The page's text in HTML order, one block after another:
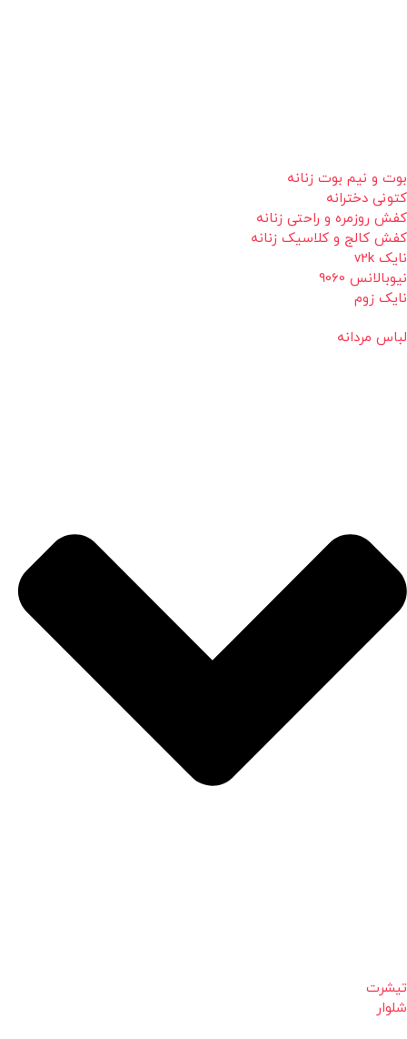
بوت و نیم بوت زنانه
کتونی دخترانه
کفش روزمره و راحتی زنانه
کفش کالج و کلاسیک زنانه
نایک v2k
نیوبالانس 9060
نایک زوم
لباس مردانه
تیشرت
شلوار